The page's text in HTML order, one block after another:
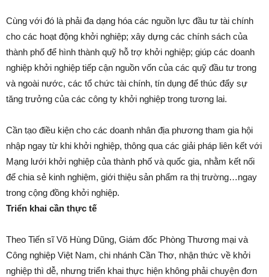
Cùng với đó là phải đa dạng hóa các nguồn lực đầu tư tài chính
cho các hoạt động khởi nghiệp; xây dựng các chính sách của
thành phố để hình thành quỹ hỗ trợ khởi nghiệp; giúp các doanh
nghiệp khởi nghiệp tiếp cận nguồn vốn của các quỹ đầu tư trong
và ngoài nước, các tổ chức tài chính, tín dụng để thúc đẩy sự
tăng trưởng của các công ty khởi nghiệp trong tương lai.
Cần tạo điều kiện cho các doanh nhân địa phương tham gia hội
nhập ngay từ khi khởi nghiệp, thông qua các giải pháp liên kết với
Mạng lưới khởi nghiệp của thành phố và quốc gia, nhằm kết nối
để chia sẻ kinh nghiệm, giới thiệu sản phẩm ra thị trường…ngay
trong cộng đồng khởi nghiệp.
Triển khai cần thực tế
Theo Tiến sĩ Võ Hùng Dũng, Giám đốc Phòng Thương mại và
Công nghiệp Việt Nam, chi nhánh Cần Thơ, nhận thức về khởi
nghiệp thì dễ, nhưng triển khai thực hiện không phải chuyện đơn